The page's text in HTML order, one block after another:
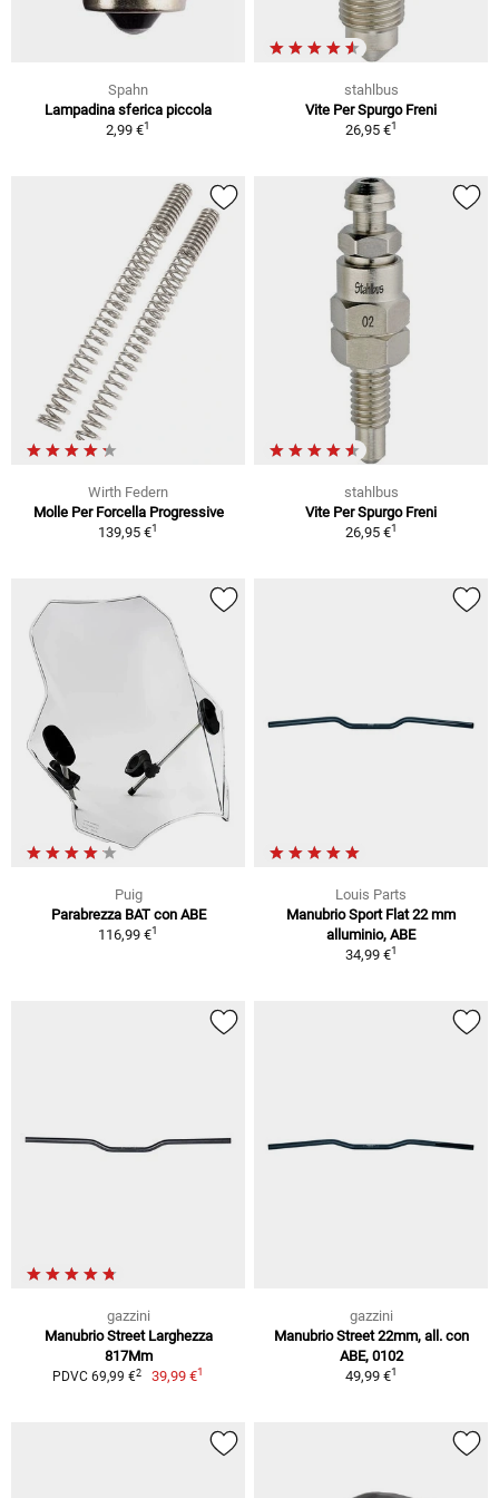
Spahn
Lampadina sferica piccola
2,99 €1
stahlbus
Vite Per Spurgo Freni
26,95 €1
Wirth Federn
Molle Per Forcella Progressive
139,95 €1
stahlbus
Vite Per Spurgo Freni
26,95 €1
Puig
Parabrezza BAT con ABE
116,99 €1
Louis Parts
Manubrio Sport Flat 22 mm
alluminio, ABE
34,99 €1
gazzini
Manubrio Street Larghezza
817Mm
PDVC 69,99 €2 39,99 €1
gazzini
Manubrio Street 22mm, all. con
ABE, 0102
49,99 €1